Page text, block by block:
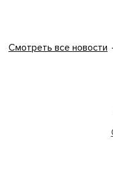
Смотреть все новости